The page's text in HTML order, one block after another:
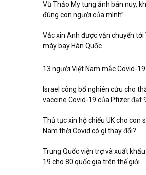
Vũ Thảo My tung ảnh bán nuy,
đúng con người của mình”
Vắc xin Anh được vận chuyển tới
máy bay Hàn Quốc
13 người Việt Nam mắc Covid-
Israel công bố nghiên cứu cho
vaccine Covid-19 của Pfizer đạt
Thủ tục xin hộ chiếu UK cho con
Nam thời Covid có gì thay đổi?
Trung Quốc viện trợ và xuất
19 cho 80 quốc gia trên thế giới